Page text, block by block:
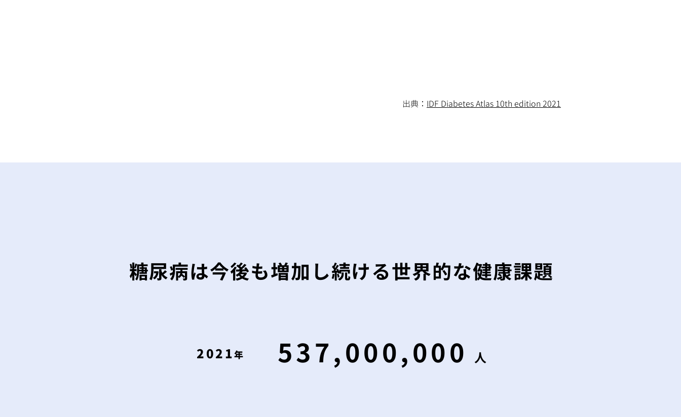
2億600万
出典： IDF Diabetes Atlas 10th edition 2021
糖尿病は今後も増加し続ける世界的な健康課題
2021年 537,000,000 人